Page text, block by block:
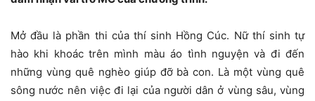
Mở đầu là phần thi của thí sinh Hồng Cúc. Nữ thí sinh tự
hào khi khoác trên mình màu áo tình nguyện và đi đến
những vùng quê nghèo giúp đỡ bà con. Là một vùng quê
sông nước nên việc đi lại của người dân ở vùng sâu, vùng